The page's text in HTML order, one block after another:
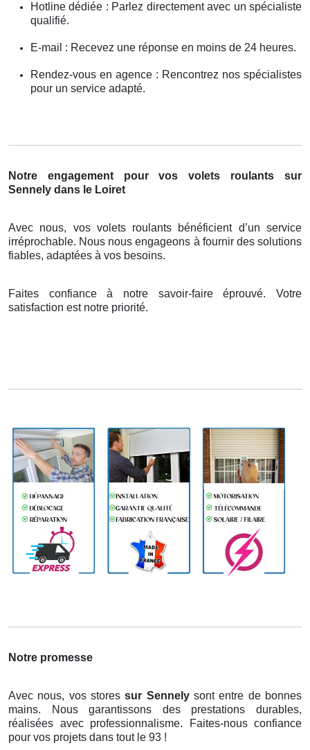
Hotline dédiée : Parlez directement avec un spécialiste
qualifié.
E-mail : Recevez une réponse en moins de 24 heures.
Rendez-vous en agence : Rencontrez nos spécialistes
pour un service adapté.
Notre engagement pour vos volets roulants sur
Sennely dans le Loiret
Avec nous, vos volets roulants bénéficient d’un service
irréprochable. Nous nous engageons à fournir des solutions
fiables, adaptées à vos besoins.
Faites confiance à notre savoir-faire éprouvé. Votre
satisfaction est notre priorité.
Notre promesse
Avec nous, vos storessur Sennelysont entre de bonnes
mains. Nous garantissons des prestations durables,
réalisées avec professionnalisme. Faites-nous confiance
pour vos projets dans tout le 93 !